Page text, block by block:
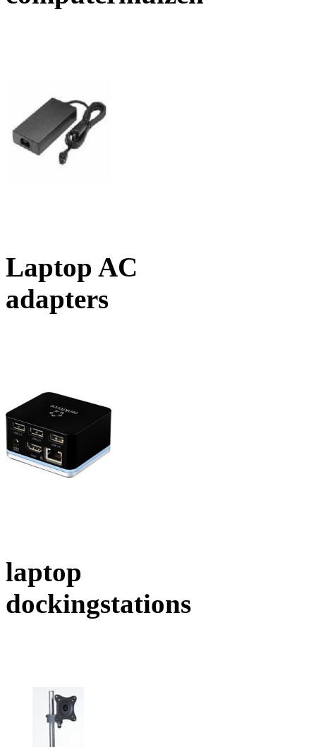
Laptop AC
adapters
laptop
dockingstations